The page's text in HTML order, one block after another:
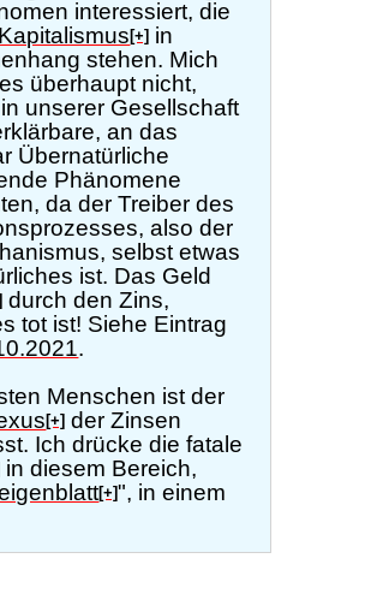
interessiert, die
Kapitalismus[+] in
stehen. Mich
überhaupt nicht,
unserer Gesellschaft
an das
Übernatürliche
Phänomene
da der Treiber des
also der
selbst etwas
ist. Das Geld
durch den Zins,
tot ist! Siehe Eintrag
.
Menschen ist der
[+] der Zinsen
Ich drücke die fatale
in diesem Bereich,
[+]", in einem